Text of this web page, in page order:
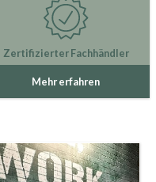
Zertifizierter Fachhändler
Mehr erfahren